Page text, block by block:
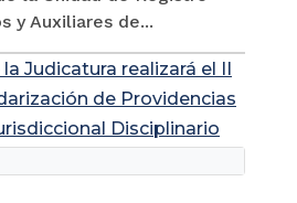
y Auxiliares de...
Judicatura realizará el II
de Providencias
Disciplinario